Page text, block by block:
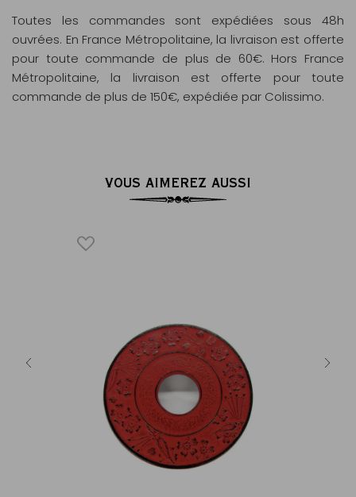
Toutes les commandes sont expédiées sous 48h
ouvrées. En France Métropolitaine, la livraison est offerte
pour toute commande de plus de 60€. Hors France
Métropolitaine, la livraison est offerte pour toute
commande de plus de 150€, expédiée par Colissimo.
VOUS AIMEREZ AUSSI